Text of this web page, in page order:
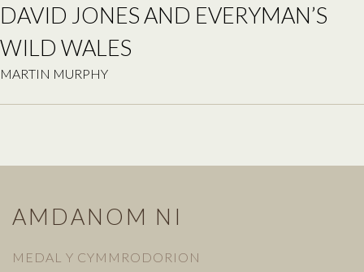
DAVID JONES AND EVERYMAN’S
WILD WALES
MARTIN MURPHY
AMDANOM NI
MEDAL Y CYMMRODORION